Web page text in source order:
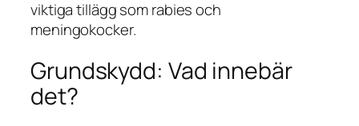
viktiga tillägg som rabies och
meningokocker.
Grundskydd: Vad innebär
det?